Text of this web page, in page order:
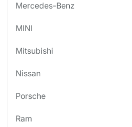
Mercedes-Benz
MINI
Mitsubishi
Nissan
Porsche
Ram